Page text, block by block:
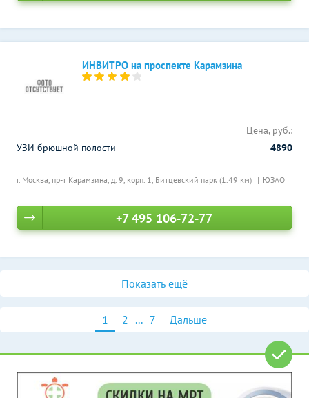
ИНВИТРО на проспекте Карамзина
г. Москва, пр-т Карамзина, д. 9, корп. 1, Битцевский парк (1.49 км) ЮЗАО
Цена, руб.:
УЗИ брюшной полости
4890
+7 495 106-72-77
Показать ещё
1 2 ... 7 Дальше